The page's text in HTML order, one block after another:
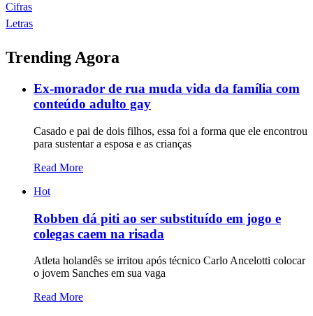
Cifras
Letras
Trending Agora
Ex-morador de rua muda vida da família com
conteúdo adulto gay
Casado e pai de dois filhos, essa foi a forma que ele encontrou
para sustentar a esposa e as crianças
Read More
Hot
Robben dá piti ao ser substituído em jogo e
colegas caem na risada
Atleta holandês se irritou após técnico Carlo Ancelotti colocar
o jovem Sanches em sua vaga
Read More